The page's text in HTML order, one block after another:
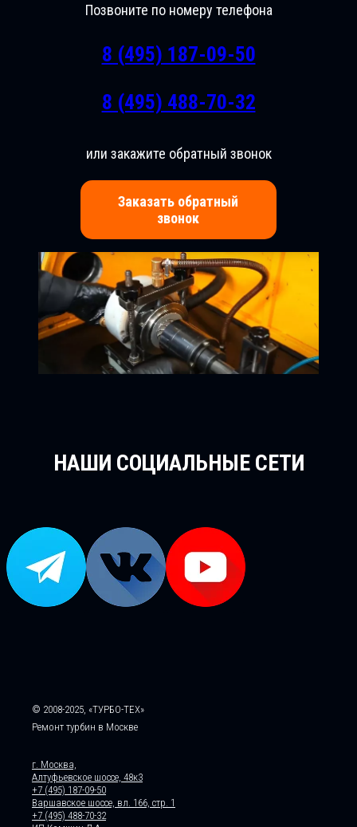
Позвоните по номеру телефона
8 (495) 187-09-50
8 (495) 488-70-32
или закажите обратный звонок
Заказать обратный
звонок
НАШИ СОЦИАЛЬНЫЕ СЕТИ
© 2008-2025, «ТУРБО-ТЕХ»
Ремонт турбин в Москве
г. Москва,
Алтуфьевское шоссе, 48к3
+7 (495) 187-09-50
Варшавское шоссе, вл. 166, стр. 1
+7 (495) 488-70-32